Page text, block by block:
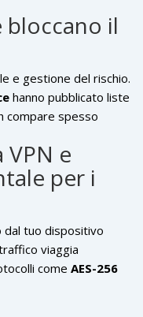
passo passo,
né dai
criptovalute, ma il
a considerare le
pericolose. Di
e le piattaforme
gli IP bangladesi per
dati da parte
bloccano il
e gestione del rischio.
hanno pubblicato liste
compare spesso
richiedere
Binance, ad
il servizio a più di
chiare su crypto.
a trovare metodi per
e
per i
dal tuo dispositivo
viaggia
come AES-256
negli Stati Uniti o